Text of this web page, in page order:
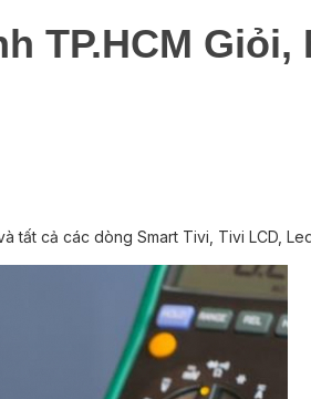
Giỏi,
tất cả các dòng Smart Tivi, Tivi LCD,